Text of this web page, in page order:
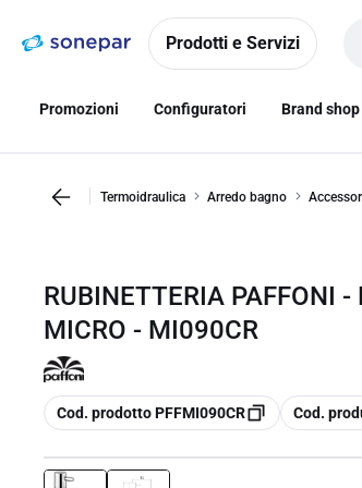
navigazionealla
Prodotti e Servizi
Promozioni Configuratori Brand shop
Termoidraulica Arredo bagno
RUBINETTERIA PAFFONI
MICRO - MI090CR
copia
Cod. prodotto PFFMI090CR copia
Cod.